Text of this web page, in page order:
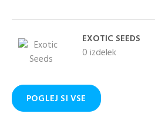
EXOTIC SEEDS
0 izdelek
POGLEJ SI VSE
Ustvarjanje računa ima
veliko prednosti:
naročila in pošiljke
Zgodovina slednja